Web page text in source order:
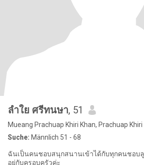
ลําใย ศรีทนษา, 51
Mueang Prachuap Khiri Khan, Prachuap
Suche: Männlich 51 - 68
ฉันเป็นคนชอบสนุกสนานเข้าได้กับทุกคนชอบ
อยู่กับครอบครัวค่ะ